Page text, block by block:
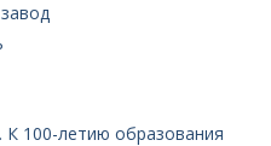
100-летию образования